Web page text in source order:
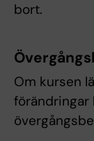
bort.
Om kursen
förändringar